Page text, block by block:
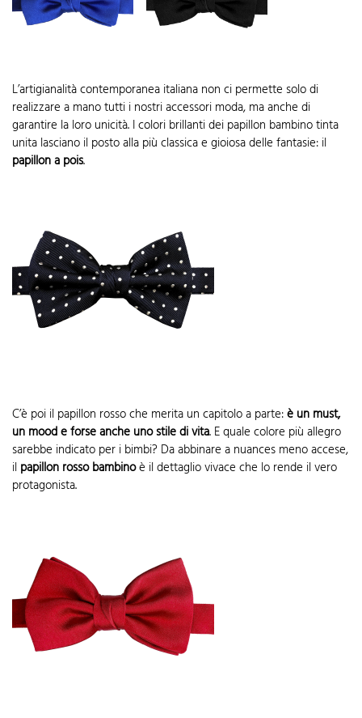
L’artigianalità contemporanea italiana non ci permette solo di
realizzare a mano tutti i nostri accessori moda, ma anche di
garantire la loro unicità. I colori brillanti dei papillon bambino tinta
unita lasciano il posto alla più classica e gioiosa delle fantasie: il
papillon a pois.
C’è poi il papillon rosso che merita un capitolo a parte:è un must,
un mood e forse anche uno stile di vita. E quale colore più allegro
sarebbe indicato per i bimbi? Da abbinare a nuances meno accese,
il papillon rosso bambinoè il dettaglio vivace che lo rende il vero
protagonista.